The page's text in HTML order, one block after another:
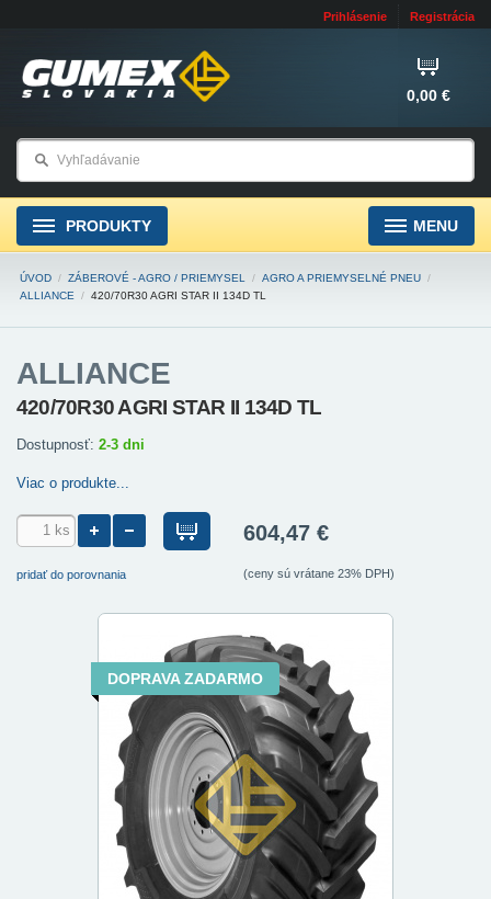
Prihlásenie Registrácia
0,00 €
PRODUKTY MENU
ÚVOD / ZÁBEROVÉ - AGRO / PRIEMYSEL / AGRO A PRIEMYSELNÉ PNEU /
ALLIANCE
/ 420/70R30 AGRI STAR II 134D TL
ALLIANCE
420/70R30 AGRI STAR II 134D TL
Dostupnosť: 2-3 dni
Viac o produkte...
pridať do porovnania
604,47 €
(ceny sú vrátane 23% DPH)
DOPRAVA ZADARMO